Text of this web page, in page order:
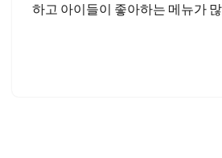
하고 아이들이 좋아하는 메뉴가